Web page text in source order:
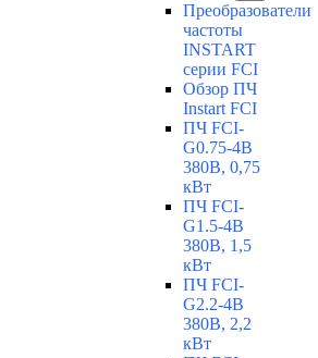
Преобразователи
частоты
INSTART
серии FCI
Обзор ПЧ
Instart FCI
ПЧ FCI-
G0.75-4B
380В, 0,75
кВт
ПЧ FCI-
G1.5-4B
380В, 1,5
кВт
ПЧ FCI-
G2.2-4B
380В, 2,2
кВт